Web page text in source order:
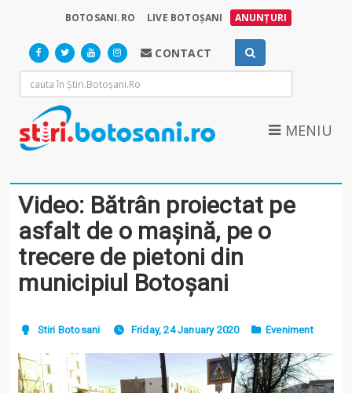
BOTOSANI.RO LIVE BOTOȘANI ANUNȚURI
CONTACT
MENIU
Video: Bătrân proiectat pe
asfalt de o mașină, pe o
trecere de pietoni din
municipiul Botoșani
Stiri Botosani Friday, 24 January 2020 Eveniment